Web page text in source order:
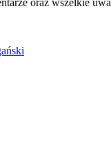
oraz wszelkie